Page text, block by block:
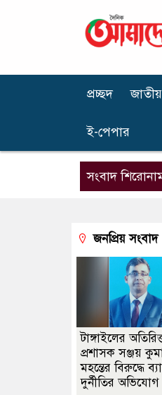
প্রচ্ছদ জাতীয়
ই-পেপার
সংবাদ
জনপ্রিয় সংবাদ
টাঙ্গাইলের
প্রশাসক সঞ্জয়
মহন্তের বিরুদ্ধে
দুর্নীতির অভিযোগ